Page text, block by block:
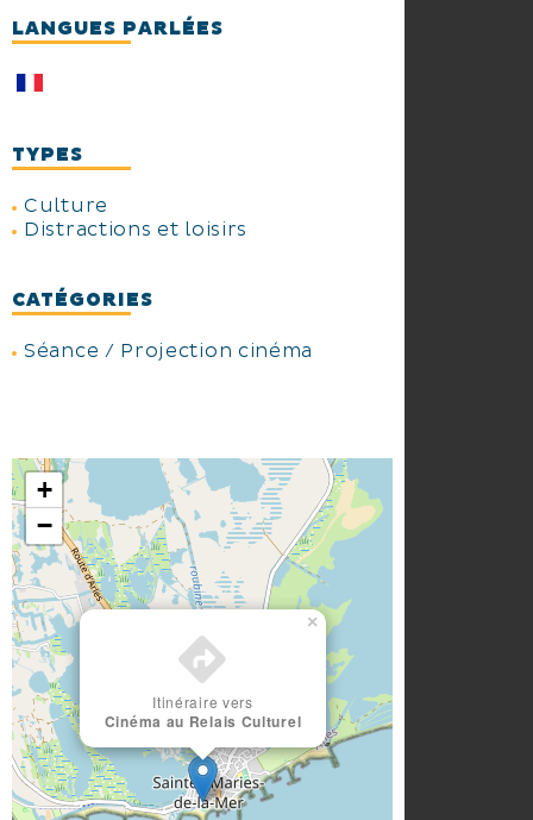
LANGUES PARLÉES
TYPES
Culture
Distractions et loisirs
CATÉGORIES
Séance / Projection cinéma
Itinéraire vers
Cinéma au Relais Culturel
×
+
−